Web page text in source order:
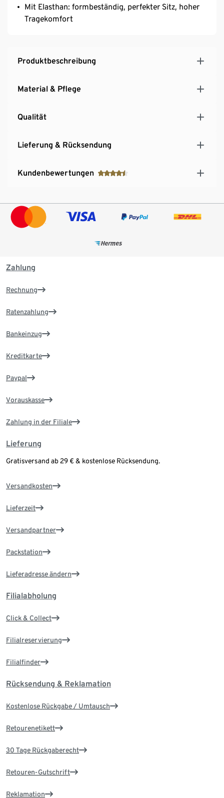
Mit Elasthan: formbeständig, perfekter Sitz, hoher
Tragekomfort
Produktbeschreibung
Material & Pflege
Qualität
Lieferung & Rücksendung
Kundenbewertungen
Zahlung
Rechnung
Ratenzahlung
Bankeinzug
Kreditkarte
Paypal
Vorauskasse
Zahlung in der Filiale
Lieferung
Gratisversand ab 29 € & kostenlose Rücksendung.
Versandkosten
Lieferzeit
Versandpartner
Packstation
Lieferadresse ändern
Filialabholung
Click & Collect
Filialreservierung
Filialfinder
Rücksendung & Reklamation
Kostenlose Rückgabe / Umtausch
Retourenetikett
30 Tage Rückgaberecht
Retouren-Gutschrift
Reklamation